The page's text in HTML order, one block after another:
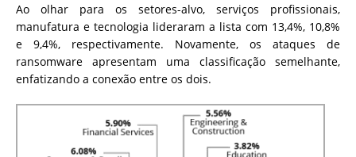
Ao olhar para os setores-alvo, serviços profissionais,
manufatura e tecnologia lideraram a lista com 13,4%, 10,8%
e 9,4%, respectivamente. Novamente, os ataques de
ransomware apresentam uma classificação semelhante,
enfatizando a conexão entre os dois.